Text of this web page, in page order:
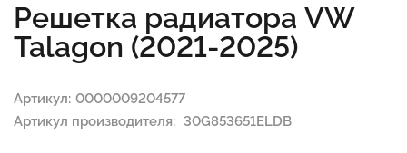
Артикул: 0000009204577
Артикул производителя: 30G853651ELDB
Решетка радиатора VW
Talagon (2021-2025)